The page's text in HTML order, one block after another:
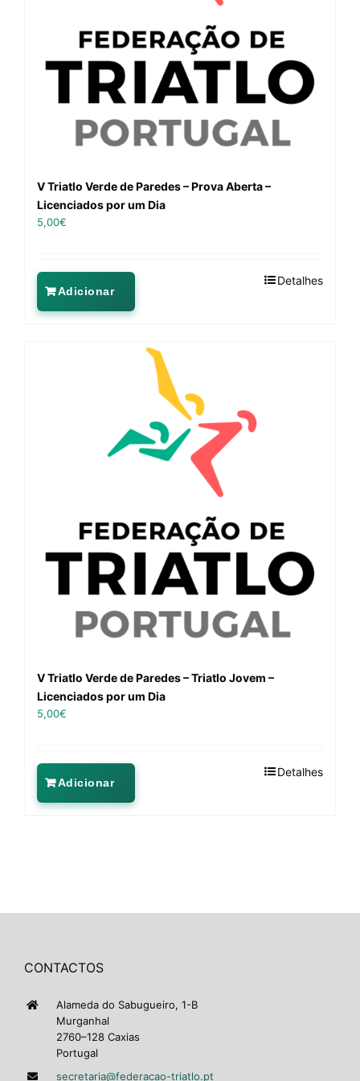
V Triatlo Verde de Paredes – Prova Aberta –
Licenciados por um Dia
5,00€
Adicionar
Detalhes
V Triatlo Verde de Paredes – Triatlo Jovem –
Licenciados por um Dia
5,00€
Adicionar
Detalhes
CONTACTOS
Alameda do Sabugueiro, 1-B
Murganhal
2760–128 Caxias
Portugal
secretaria@federacao-triatlo.pt